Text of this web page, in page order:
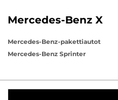
Mercedes-Benz X
Mercedes-Benz-pakettiautot
Mercedes-Benz Sprinter